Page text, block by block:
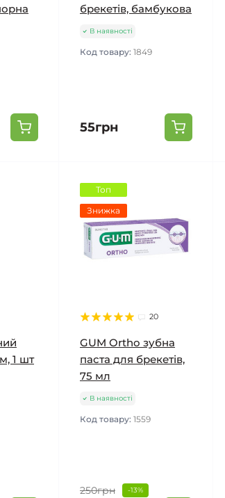
брекетів, бамбукова
В наявності
Код товару: 1849
55грн
1 шт
Топ
Знижка
20
GUM Ortho зубна
паста для брекетів,
75 мл
В наявності
Код товару: 1559
250грн -13%